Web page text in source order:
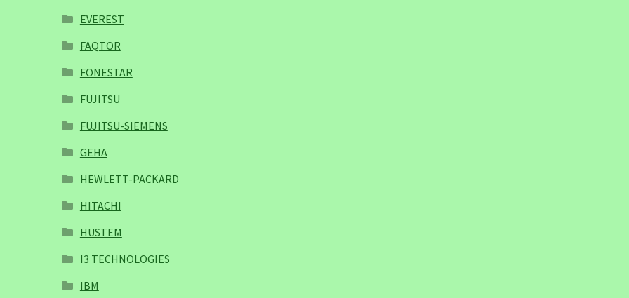
EVEREST
FAQTOR
FONESTAR
FUJITSU
FUJITSU-SIEMENS
GEHA
HEWLETT-PACKARD
HITACHI
HUSTEM
I3 TECHNOLOGIES
IBM